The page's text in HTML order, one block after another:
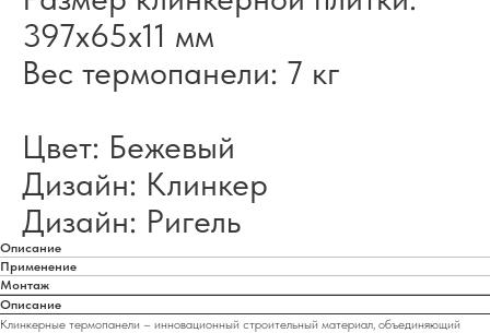
397х65х11 мм
Вес термопанели: 7 кг
Цвет: Бежевый
Дизайн: Клинкер
Дизайн: Ригель
Описание
Применение
Монтаж
Описание
Клинкерные термопанели – инновационный строительный материал, объединяющий